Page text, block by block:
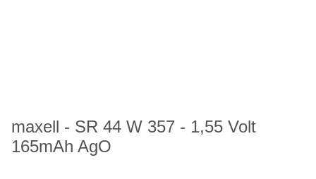
maxell - SR 44 W 357 - 1,55 Volt
165mAh AgO